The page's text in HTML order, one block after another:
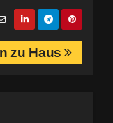
zu Haus